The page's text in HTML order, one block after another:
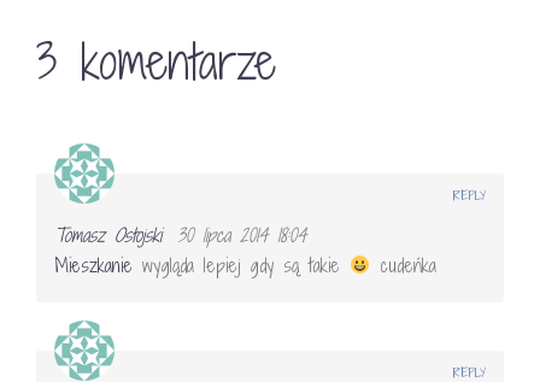
3 komentarze
Tomasz Ostojski
30 lipca 2014 18:04
Mieszkanie wygląda lepiej gdy są takie cudeńka
REPLY
REPLY